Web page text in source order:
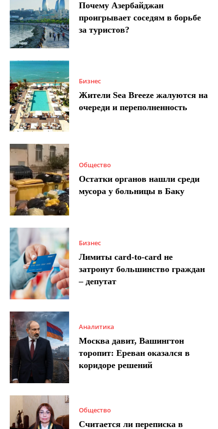
Почему Азербайджан
проигрывает соседям в борьбе
за туристов?
Бизнес
Жители Sea Breeze жалуются на
очереди и переполненность
Общество
Остатки органов нашли среди
мусора у больницы в Баку
Бизнес
Лимиты card-to-card не
затронут большинство граждан
– депутат
Аналитика
Москва давит, Вашингтон
торопит: Ереван оказался в
коридоре решений
Общество
Считается ли переписка в